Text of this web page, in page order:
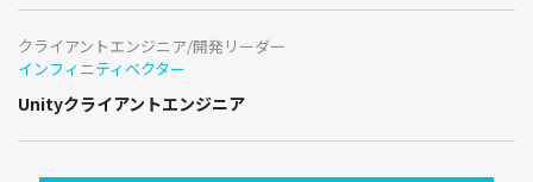
クライアントエンジニア/開発リーダー
インフィニティベクター
Unityクライアントエンジニア